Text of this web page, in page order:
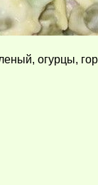
огурцы,